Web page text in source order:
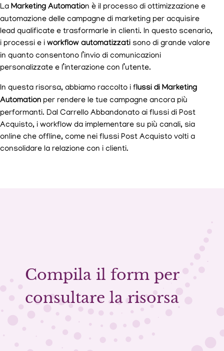
La Marketing Automation è il processo di ottimizzazione e
automazione delle campagne di marketing per acquisire
lead qualificate e trasformarle in clienti. In questo scenario,
i processi e i workflow automatizzati sono di grande valore
in quanto consentono l’invio di comunicazioni
personalizzate e l’interazione con l’utente.
In questa risorsa, abbiamo raccolto i flussi di Marketing
Automation per rendere le tue campagne ancora più
performanti. Dal Carrello Abbandonato ai flussi di Post
Acquisto, i workflow da implementare su più canali, sia
online che offline, come nei flussi Post Acquisto volti a
consolidare la relazione con i clienti.
Compila il form per
consultare la risorsa